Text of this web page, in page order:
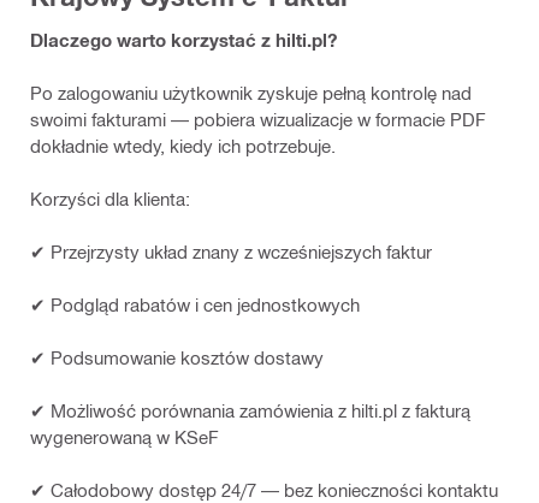
Dlaczego warto korzystać z hilti.pl?
Po zalogowaniu użytkownik zyskuje pełną kontrolę nad
swoimi fakturami — pobiera wizualizacje w formacie PDF
dokładnie wtedy, kiedy ich potrzebuje.
Korzyści dla klienta:
✔ Przejrzysty układ znany z wcześniejszych faktur
✔ Podgląd rabatów i cen jednostkowych
✔ Podsumowanie kosztów dostawy
✔ Możliwość porównania zamówienia z hilti.pl z fakturą
wygenerowaną w KSeF
✔ Całodobowy dostęp 24/7 — bez konieczności kontaktu